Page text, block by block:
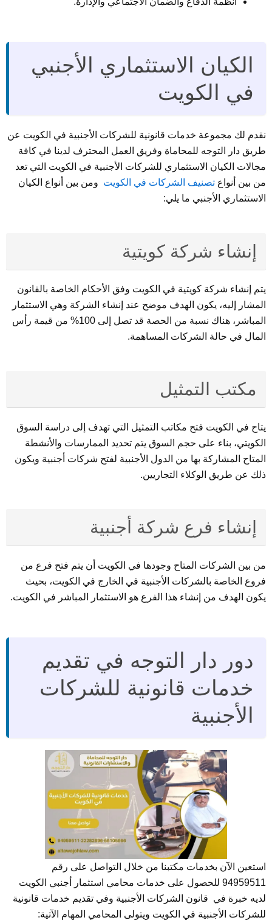
الكيان الاستثماري الأجنبي
في الكويت
نقدم لك مجموعة خدمات قانونية للشركات الأجنبية في الكويت عن
طريق دار التوجه للمحاماة وفريق العمل المحترف لدينا في كافة
مجالات الكيان الاستثماري للشركات الأجنبية في الكويت التي تعد
من بين أنواع تصنيف الشركات في الكويت ومن بين أنواع الكيان
الاستثماري الأجنبي ما يلي:
إنشاء شركة كويتية
يتم إنشاء شركة كويتية في الكويت وفق الأحكام الخاصة بالقانون
المشار إليه، يكون الهدف موضح عند إنشاء الشركة وهي الاستثمار
المباشر، هناك نسبة من الحصة قد تصل إلى 100% من قيمة رأس
المال في حالة الشركات المساهمة.
مكتب التمثيل
يتاح في الكويت فتح مكاتب التمثيل التي تهدف إلى دراسة السوق
الكويتي، بناء على حجم السوق يتم تحديد الممارسات والأنشطة
المتاح المشاركة بها من الدول الأجنبية لفتح شركات أجنبية ويكون
ذلك عن طريق الوكلاء التجاريين.
إنشاء فرع شركة أجنبية
من بين الشركات المتاح وجودها في الكويت أن يتم فتح فرع من
فروع الخاصة بالشركات الأجنبية في الخارج في الكويت، بحيث
يكون الهدف من إنشاء هذا الفرع هو الاستثمار المباشر في الكويت.
دور دار التوجه في تقديم
خدمات قانونية للشركات
الأجنبية
استعين الآن بخدمات مكتبنا من خلال التواصل على رقم
94959511 للحصول على خدمات محامي استثمار أجنبي الكويت
لديه خبرة في قانون الشركات الأجنبية وفي تقديم خدمات قانونية
للشركات الأجنبية في الكويت ويتولى المحامي المهام الآتية: